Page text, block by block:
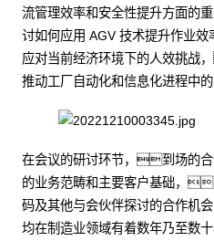
流管理效率和安全性提升方面
讨如何应用 AGV 技术提升作业
应对当前经济环境下的人效挑
推动工厂自动化和信息化进程
在会议的研讨环节，到场的合
的业务范畴和主要客户基础，
码及其他与会伙伴探讨的合作
均在制造业领域有着数年乃至